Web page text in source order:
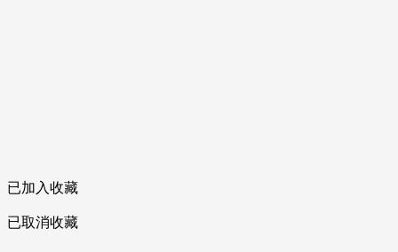
已加入收藏
已取消收藏